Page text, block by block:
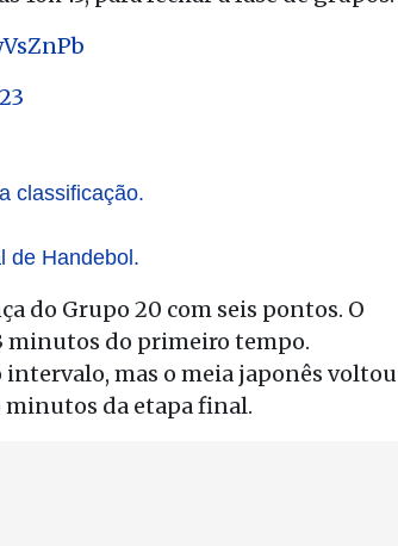
classificação.
de Handebol.
do Grupo 20 com seis pontos. O
minutos do primeiro tempo.
mas o meia japonês voltou
da etapa final.